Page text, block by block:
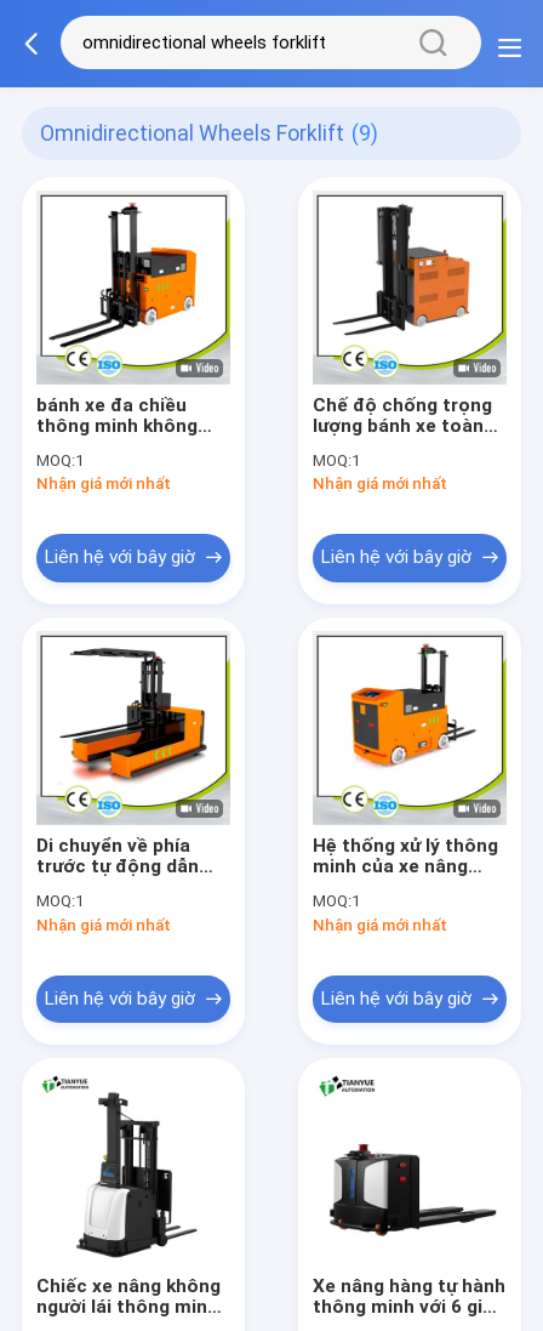
Omnidirectional Wheels Forklift (9)
bánh xe đa chiều
thông minh không
năng lực nâng 2T
MOQ:1
Nhận giá mới nhất
Liên hệ với bây giờ
Chế độ chống trọng
lượng bánh xe toàn
nâng 1700mm tùy
chỉnh
MOQ:1
Nhận giá mới nhất
Liên hệ với bây giờ
Di chuyển về phía
trước tự động dẫn
Năng lực tải bốn bánh
xe
MOQ:1
Nhận giá mới nhất
Liên hệ với bây giờ
Hệ thống xử lý thông
minh của xe nâng
MOQ:1
Nhận giá mới nhất
Liên hệ với bây giờ
Chiếc xe nâng không
người lái thông minh
Xe nâng hàng tự hành
thông minh với 6 giờ